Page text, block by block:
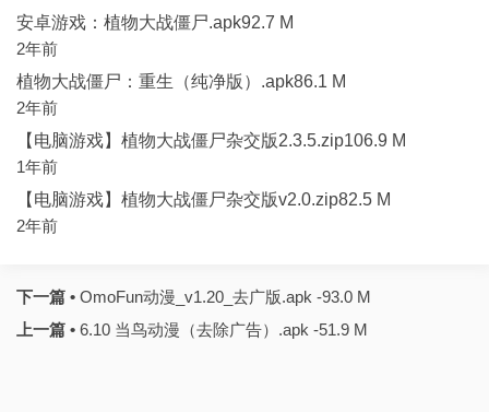
安卓游戏：植物大战僵尸.apk92.7 M
2年前
植物大战僵尸：重生（纯净版）.apk86.1 M
2年前
【电脑游戏】植物大战僵尸杂交版2.3.5.zip106.9 M
1年前
【电脑游戏】植物大战僵尸杂交版v2.0.zip82.5 M
2年前
下一篇 • OmoFun动漫_v1.20_去广版.apk -93.0 M
上一篇 • 6.10 当鸟动漫（去除广告）.apk -51.9 M